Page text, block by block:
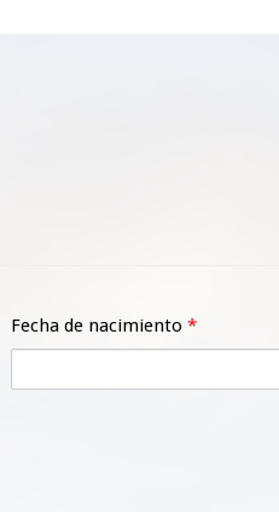
Fecha de nacimiento *